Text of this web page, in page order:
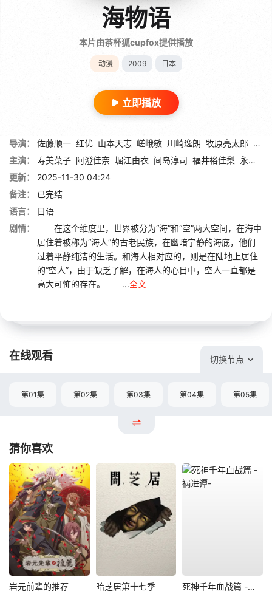
海物语
本片由茶杯狐cupfox提供播放
动漫 2009 日本
立即播放
导演： 佐藤顺一 红优 山本天志 嵯峨敏 川崎逸朗 牧原亮太郎 铃
主演：
寿美菜子 阿澄佳奈 堀江由衣 间岛淳司 福井裕佳梨 永井幸子
更新：
2025-11-30 04:24
备注：
已完结
语言：
日语
剧情：
在这个维度里，世界被分为“海”和“空”两大空间，在海中
居住着被称为“海人”的古老民族，在幽暗宁静的海底，他们
过着平静纯洁的生活。和海人相对应的，则是在陆地上居住
的“空人”，由于缺乏了解，在海人的心目中，空人一直都是
高大可怖的存在。 ...全文
在线观看 切换节点
第01集 第02集 第03集 第04集 第05集
猜你喜欢
岩元前辈的推荐 暗芝居第十七季 死神千年血战篇 -祸进谭-